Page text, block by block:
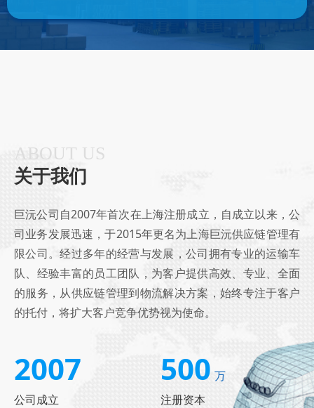
关于我们
ABOUT US
巨沅公司自2007年首次在上海注册成立，自成立以来，公
司业务发展迅速，于2015年更名为上海巨沅供应链管理有
限公司。经过多年的经营与发展，公司拥有专业的运输车
队、经验丰富的员工团队，为客户提供高效、专业、全面
的服务，从供应链管理到物流解决方案，始终专注于客户
的托付，将扩大客户竞争优势视为使命。
2007
公司成立
500 万
注册资本